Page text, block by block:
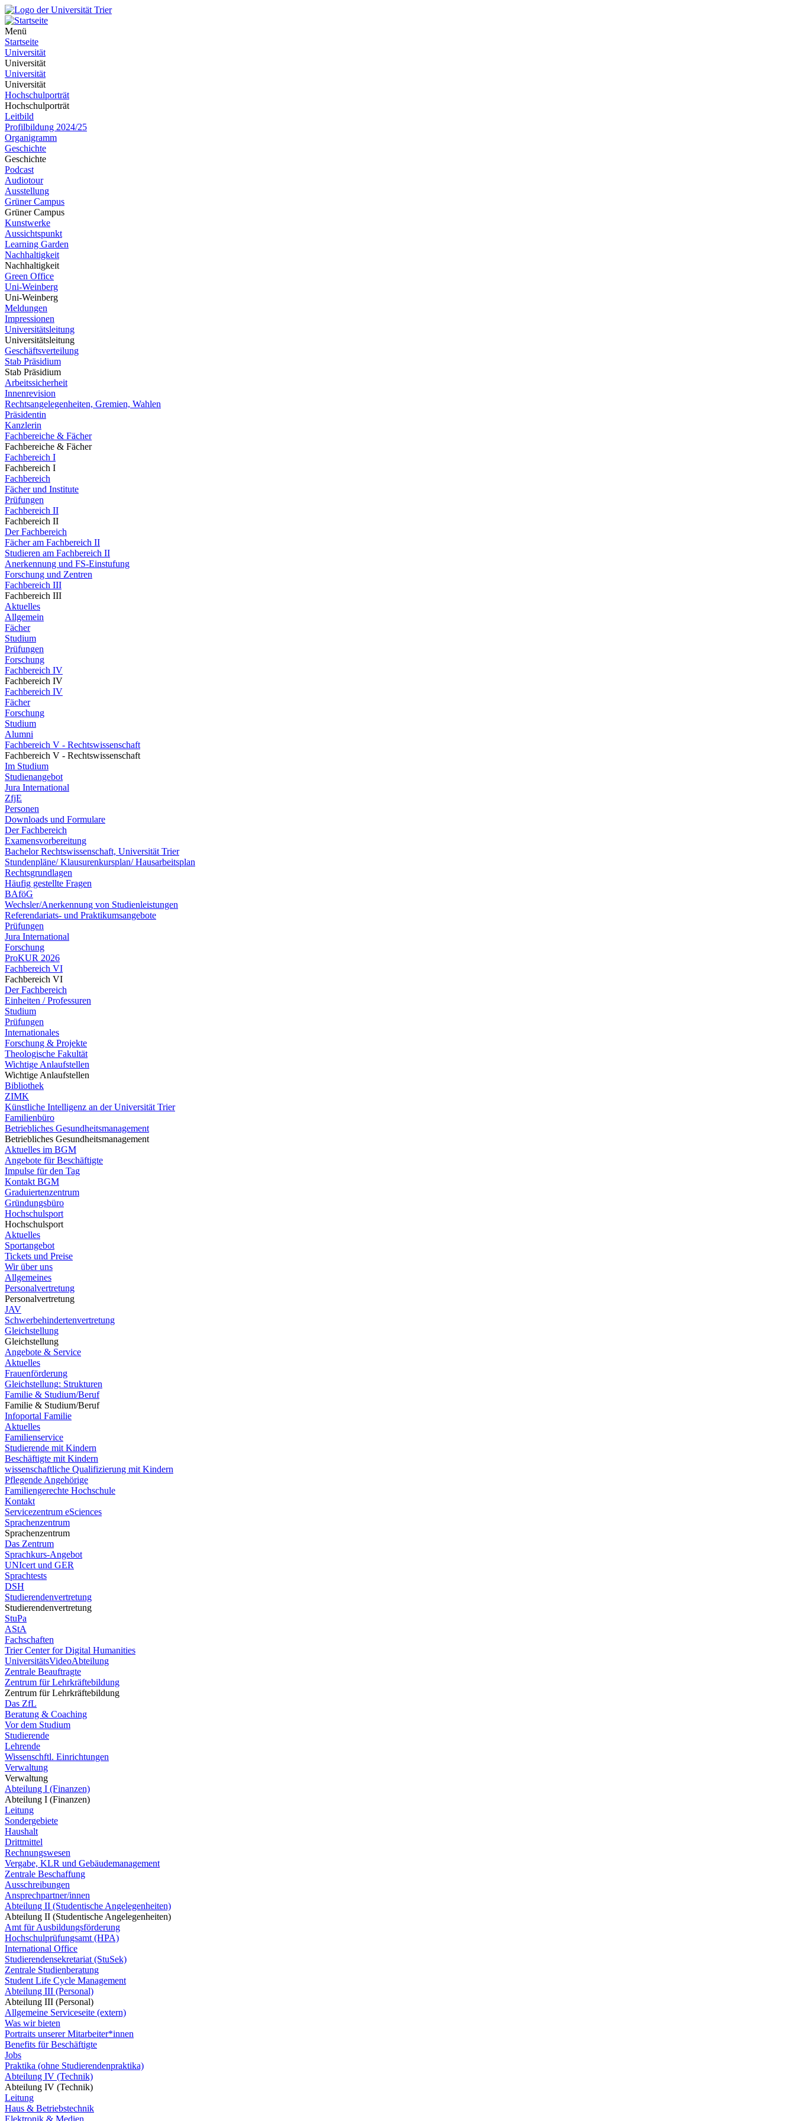
Menü
Startseite
Universität
Universität
Universität
Universität
Hochschulporträt
Hochschulporträt
Leitbild
Profilbildung 2024/25
Organigramm
Geschichte
Geschichte
Podcast
Audiotour
Ausstellung
Grüner Campus
Grüner Campus
Kunstwerke
Aussichtspunkt
Learning Garden
Nachhaltigkeit
Nachhaltigkeit
Green Office
Uni-Weinberg
Uni-Weinberg
Meldungen
Impressionen
Universitätsleitung
Universitätsleitung
Geschäftsverteilung
Stab Präsidium
Stab Präsidium
Arbeitssicherheit
Innenrevision
Rechtsangelegenheiten, Gremien, Wahlen
Präsidentin
Kanzlerin
Fachbereiche & Fächer
Fachbereiche & Fächer
Fachbereich I
Fachbereich I
Fachbereich
Fächer und Institute
Prüfungen
Fachbereich II
Fachbereich II
Der Fachbereich
Fächer am Fachbereich II
Studieren am Fachbereich II
Anerkennung und FS-Einstufung
Forschung und Zentren
Fachbereich III
Fachbereich III
Aktuelles
Allgemein
Fächer
Studium
Prüfungen
Forschung
Fachbereich IV
Fachbereich IV
Fachbereich IV
Fächer
Forschung
Studium
Alumni
Fachbereich V - Rechtswissenschaft
Fachbereich V - Rechtswissenschaft
Im Studium
Studienangebot
Jura International
ZfjE
Personen
Downloads und Formulare
Der Fachbereich
Examensvorbereitung
Bachelor Rechtswissenschaft, Universität Trier
Stundenpläne/ Klausurenkursplan/ Hausarbeitsplan
Rechtsgrundlagen
Häufig gestellte Fragen
BAföG
Wechsler/Anerkennung von Studienleistungen
Referendariats- und Praktikumsangebote
Prüfungen
Jura International
Forschung
ProKUR 2026
Fachbereich VI
Fachbereich VI
Der Fachbereich
Einheiten / Professuren
Studium
Prüfungen
Internationales
Forschung & Projekte
Theologische Fakultät
Wichtige Anlaufstellen
Wichtige Anlaufstellen
Bibliothek
ZIMK
Künstliche Intelligenz an der Universität Trier
Familienbüro
Betriebliches Gesundheitsmanagement
Betriebliches Gesundheitsmanagement
Aktuelles im BGM
Angebote für Beschäftigte
Impulse für den Tag
Kontakt BGM
Graduiertenzentrum
Gründungsbüro
Hochschulsport
Hochschulsport
Aktuelles
Sportangebot
Tickets und Preise
Wir über uns
Allgemeines
Personalvertretung
Personalvertretung
JAV
Schwerbehindertenvertretung
Gleichstellung
Gleichstellung
Angebote & Service
Aktuelles
Frauenförderung
Gleichstellung: Strukturen
Familie & Studium/Beruf
Familie & Studium/Beruf
Infoportal Familie
Aktuelles
Familienservice
Studierende mit Kindern
Beschäftigte mit Kindern
wissenschaftliche Qualifizierung mit Kindern
Pflegende Angehörige
Familiengerechte Hochschule
Kontakt
Servicezentrum eSciences
Sprachenzentrum
Sprachenzentrum
Das Zentrum
Sprachkurs-Angebot
UNIcert und GER
Sprachtests
DSH
Studierendenvertretung
Studierendenvertretung
StuPa
AStA
Fachschaften
Trier Center for Digital Humanities
UniversitätsVideoAbteilung
Zentrale Beauftragte
Zentrum für Lehrkräftebildung
Zentrum für Lehrkräftebildung
Das ZfL
Beratung & Coaching
Vor dem Studium
Studierende
Lehrende
Wissenschftl. Einrichtungen
Verwaltung
Verwaltung
Abteilung I (Finanzen)
Abteilung I (Finanzen)
Leitung
Sondergebiete
Haushalt
Drittmittel
Rechnungswesen
Vergabe, KLR und Gebäudemanagement
Zentrale Beschaffung
Ausschreibungen
Ansprechpartner/innen
Abteilung II (Studentische Angelegenheiten)
Abteilung II (Studentische Angelegenheiten)
Amt für Ausbildungsförderung
Hochschulprüfungsamt (HPA)
International Office
Studierendensekretariat (StuSek)
Zentrale Studienberatung
Student Life Cycle Management
Abteilung III (Personal)
Abteilung III (Personal)
Allgemeine Serviceseite (extern)
Was wir bieten
Portraits unserer Mitarbeiter*innen
Benefits für Beschäftigte
Jobs
Praktika (ohne Studierendenpraktika)
Abteilung IV (Technik)
Abteilung IV (Technik)
Leitung
Haus & Betriebstechnik
Elektronik & Medien